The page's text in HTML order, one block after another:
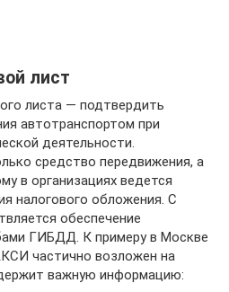
лист
листа — подтвердить
автотранспортом при
деятельности.
средство передвижения, а
в организациях ведется
налогового обложения. С
обеспечение
ГИБДД. К примеру в Москве
частично возложен на
важную информацию: